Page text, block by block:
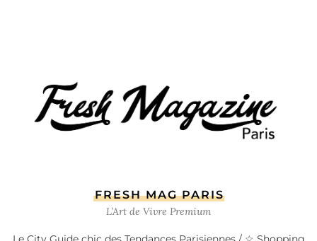
FRESH MAG PARIS
L’Art de Vivre Premium